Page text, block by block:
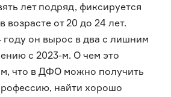
лет подряд, фиксируется
возрасте от 20 до 24 лет.
году он вырос в два с лишним
с 2023-м. О чем это
что в ДФО можно получить
найти хорошо